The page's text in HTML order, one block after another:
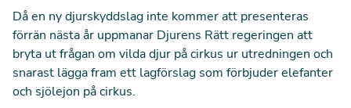
Då en ny djurskyddslag inte kommer att presenteras
förrän nästa år uppmanar Djurens Rätt regeringen att
bryta ut frågan om vilda djur på cirkus ur utredningen och
snarast lägga fram ett lagförslag som förbjuder elefanter
och sjölejon på cirkus.